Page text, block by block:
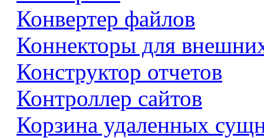
Конвертер файлов
Коннекторы для
Конструктор отчетов
Контроллер сайтов
Корзина удаленных